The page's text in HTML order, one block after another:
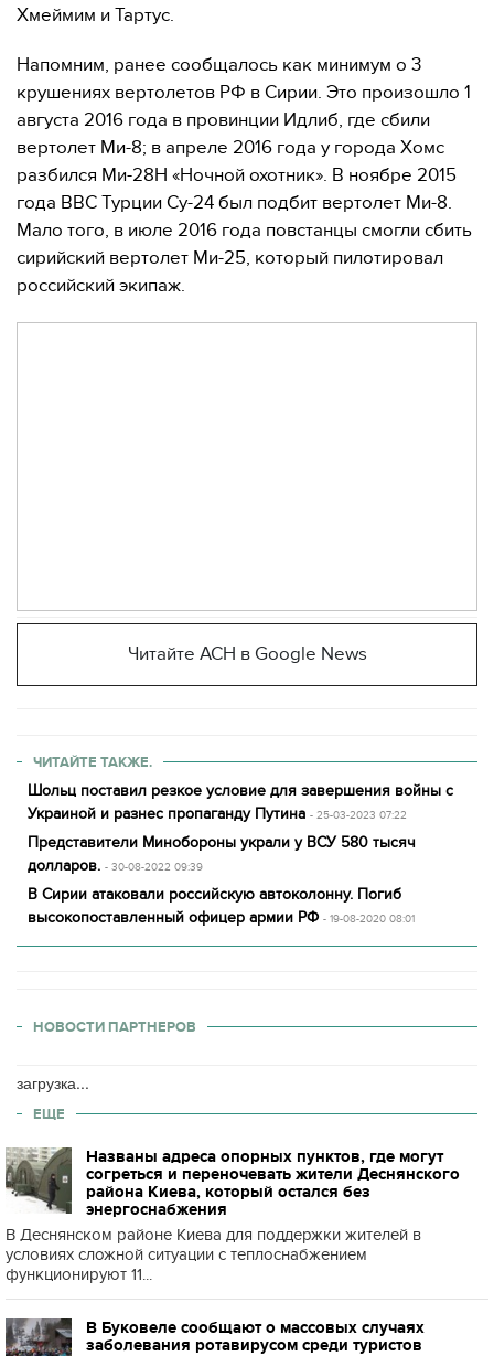
Хмеймим и Тартус.
Напомним, ранее сообщалось как минимум о 3
крушениях вертолетов РФ в Сирии. Это произошло 1
августа 2016 года в провинции Идлиб, где сбили
вертолет Ми-8; в апреле 2016 года у города Хомс
разбился Ми-28Н «Ночной охотник». В ноябре 2015
года ВВС Турции Су-24 был подбит вертолет Ми-8.
Мало того, в июле 2016 года повстанцы смогли сбить
сирийский вертолет Ми-25, который пилотировал
российский экипаж.
Читайте АСН в Google News
ЧИТАЙТЕ ТАКЖЕ.
Шольц поставил резкое условие для завершения войны с
Украиной и разнес пропаганду Путина - 25-03-2023 07:22
Представители Минобороны украли у ВСУ 580 тысяч
долларов. - 30-08-2022 09:39
В Сирии атаковали российскую автоколонну. Погиб
высокопоставленный офицер армии РФ - 19-08-2020 08:01
НОВОСТИ ПАРТНЕРОВ
загрузка...
ЕЩЕ
Названы адреса опорных пунктов, где могут
согреться и переночевать жители Деснянского
района Киева, который остался без
энергоснабжения
В Деснянском районе Киева для поддержки жителей в
условиях сложной ситуации с теплоснабжением
функционируют 11...
В Буковеле сообщают о массовых случаях
заболевания ротавирусом среди туристов